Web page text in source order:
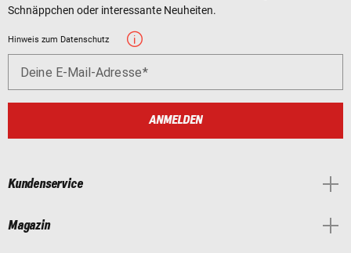
Schnäppchen oder interessante Neuheiten.
Hinweis zum Datenschutz
Deine E-Mail-Adresse
ANMELDEN
Kundenservice
Magazin